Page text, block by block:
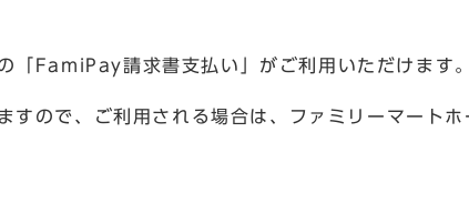
「FamiPay請求書支払い」がご利用いただけます
すので、ご利用される場合は、ファミリーマート